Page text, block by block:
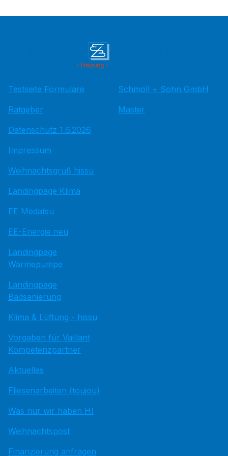
Testseite Formulare
Ratgeber
Datenschutz 1.6.2026
Impressum
Weihnachtsgruß hissu
Landingpage Klima
EE Medatsu
EE-Energie neu
Landingpage
Wärmepumpe
Landingpage
Badsanierung
Klima & Lüftung - hissu
Vorgaben für Vaillant
Kompetenzpartner
Aktuelles
Fliesenarbeiten (toujou)
Was nur wir haben HI
Weihnachtspost
Finanzierung anfragen
Schmoll + Sohn GmbH
Master